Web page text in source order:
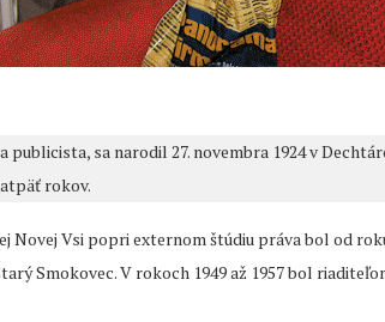
publicista, sa narodil 27. novembra 1924 v
rokov.
Novej Vsi popri externom štúdiu práva bol od
Smokovec. V rokoch 1949 až 1957 bol